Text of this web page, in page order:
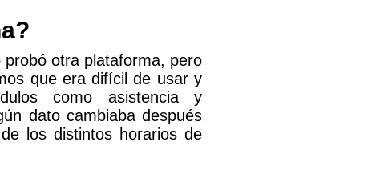
otra plataforma, pero
que era difícil de usar y
como asistencia y
dato cambiaba después
los distintos horarios de